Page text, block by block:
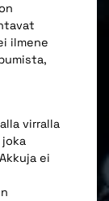
ilmene
virralla
ei